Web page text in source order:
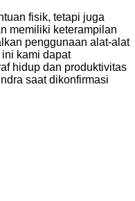
fisik, tetapi juga
memiliki keterampilan
penggunaan alat-alat
kami dapat
hidup dan produktivitas
saat dikonfirmasi